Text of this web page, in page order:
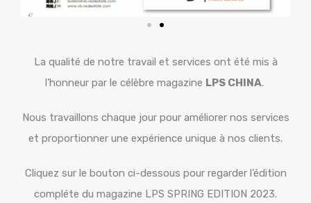
La qualité de notre travail et services ont été mis à
l’honneur par le célèbre magazine LPS CHINA.
Nous travaillons chaque jour pour améliorer nos services
et proportionner une expérience unique à nos clients.
Cliquez sur le bouton ci-dessous pour regarder l’édition
compléte du magazine LPS SPRING EDITION 2023.